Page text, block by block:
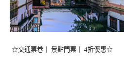
☆交通票卷｜ 景點門票｜ 4折優惠☆